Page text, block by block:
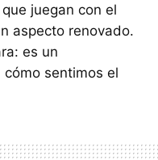
juegan con el
aspecto renovado.
es un
sentimos el